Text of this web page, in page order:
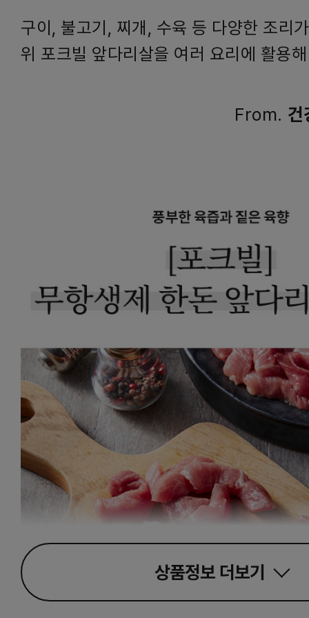
구이, 불고기, 찌개, 수육 등 다양한 조리
위 포크빌 앞다리살을 여러 요리에 활용
From. 건
상품정보 더보기